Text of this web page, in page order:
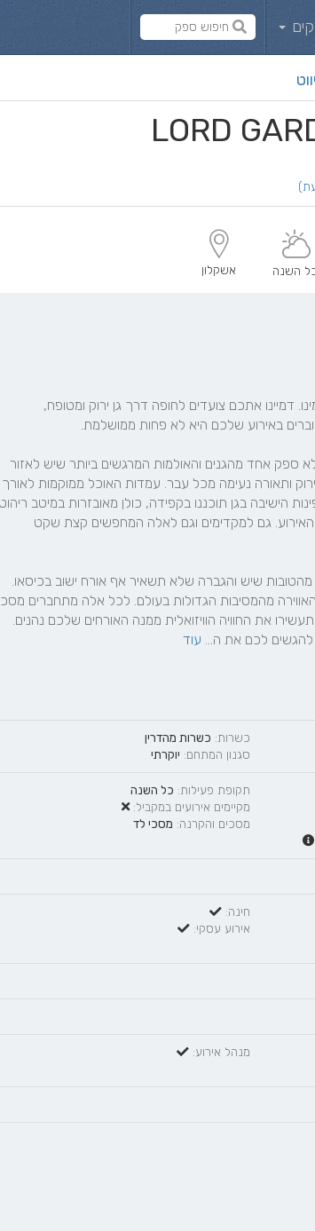
השנה אשקלון
לכם את ה... עוד
כשרות: כשרות מהדרין
סגנון המתחם: יוקרתי
תקופת פעילות: כל השנה
מקיימים אירועים במקביל:
מסכים והקרנה: מסכי לד
חינה:
אירוע עסקי:
מנהל אירוע: